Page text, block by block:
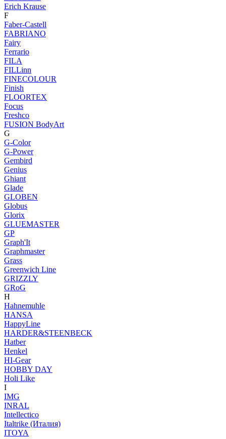
Erich Krause
F
Faber-Castell
FABRIANO
Fairy
Ferrario
FILA
FILLinn
FINECOLOUR
Finish
FLOORTEX
Focus
Freshco
FUSION BodyArt
G
G-Color
G-Power
Gembird
Genius
Ghiant
Glade
GLOBEN
Globus
Glorix
GLUEMASTER
GP
Graph'It
Graphmaster
Grass
Greenwich Line
GRIZZLY
GRoG
H
Hahnemuhle
HANSA
HappyLine
HARDER&STEENBECK
Hatber
Henkel
HI-Gear
HOBBY DAY
Holi Like
I
IMG
INRAL
Intellectico
Italtrike (Италия)
ITOYA